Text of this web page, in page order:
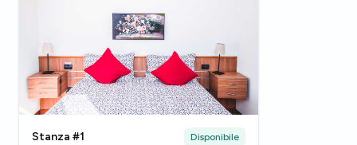
Stanza #1 Disponibile